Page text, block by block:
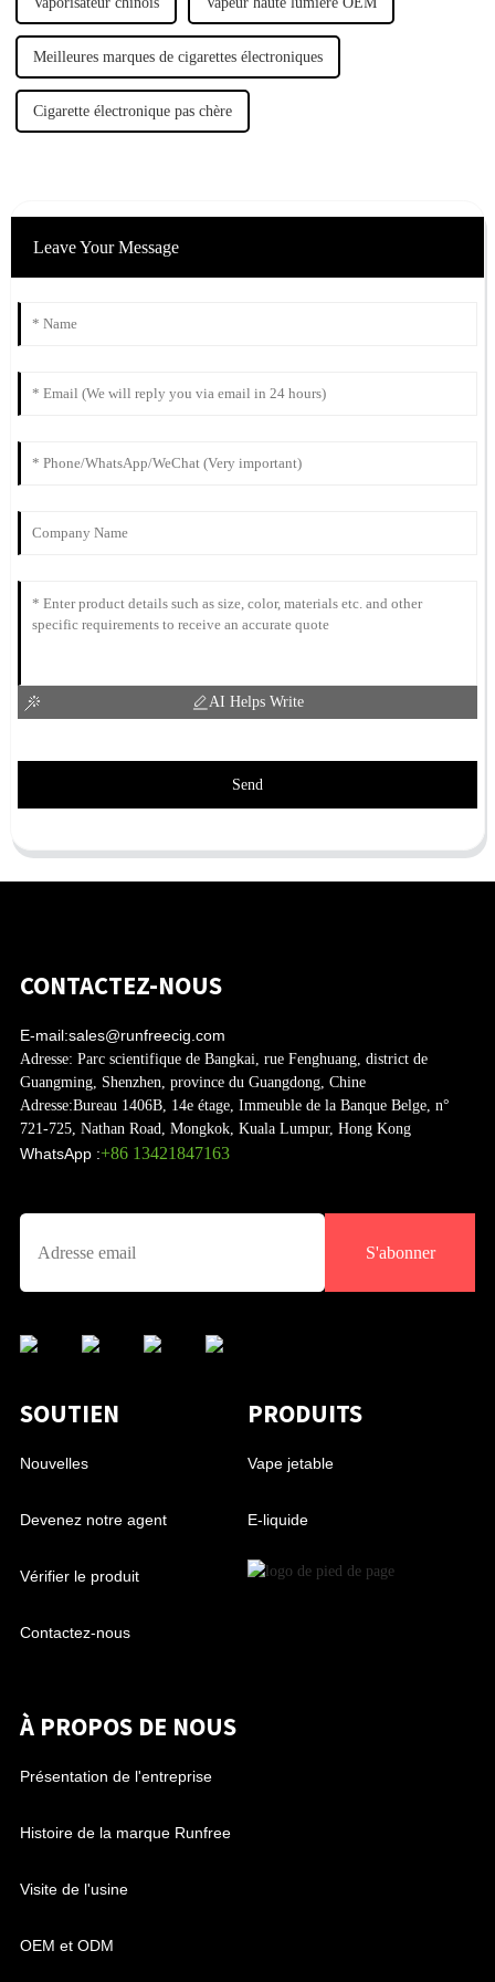
Meilleures marques de cigarettes électroniques
Cigarette électronique pas chère
Leave Your Message
AI Helps Write
Send
CONTACTEZ-NOUS
E-mail:sales@runfreecig.com
Adresse: Parc scientifique de Bangkai, rue Fenghuang, district de
Guangming, Shenzhen, province du Guangdong, Chine
Adresse:Bureau 1406B, 14e étage, Immeuble de la Banque Belge, n°
721-725, Nathan Road, Mongkok, Kuala Lumpur, Hong Kong
WhatsApp :+86 13421847163
S'abonner
SOUTIEN
Nouvelles
Devenez notre agent
Vérifier le produit
Contactez-nous
PRODUITS
Vape jetable
E-liquide
À PROPOS DE NOUS
Présentation de l'entreprise
Histoire de la marque Runfree
Visite de l'usine
OEM et ODM